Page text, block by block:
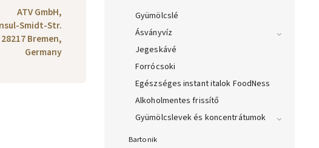
Gyümölcslé
Ásványvíz
Jegeskávé
Forrócsoki
Egészséges instant italok FoodNess
Alkoholmentes frissítő
Gyümölcslevek és koncentrátumok
Bartonik
ATV GmbH,
Smidt-Str.
Bremen,
Germany